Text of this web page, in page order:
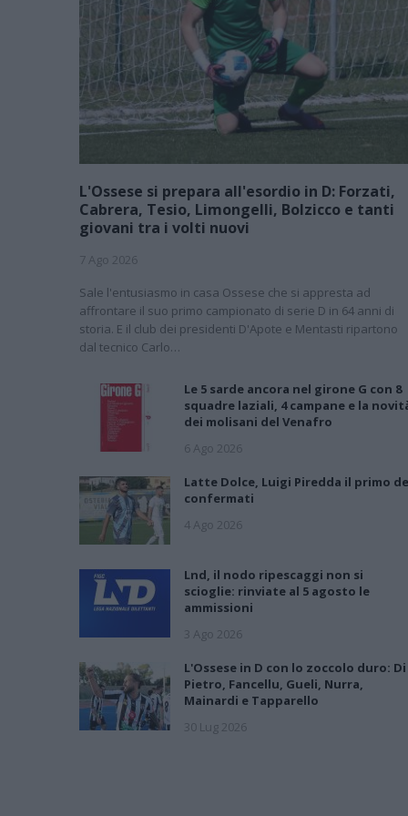
L'Ossese si prepara all'esordio in D: Forzati,
Cabrera, Tesio, Limongelli, Bolzicco e tanti
giovani tra i volti nuovi
7 Ago 2026
Sale l'entusiasmo in casa Ossese che si appresta ad
affrontare il suo primo campionato di serie D in 64 anni di
storia. E il club dei presidenti D'Apote e Mentasti ripartono
dal tecnico Carlo…
Le 5 sarde ancora nel girone G con 8
squadre laziali, 4 campane e la
dei molisani del Venafro
6 Ago 2026
Latte Dolce, Luigi Piredda il primo
confermati
4 Ago 2026
Lnd, il nodo ripescaggi non si
scioglie: rinviate al 5 agosto le
ammissioni
3 Ago 2026
L'Ossese in D con lo zoccolo duro: Di
Pietro, Fancellu, Gueli, Nurra,
Mainardi e Tapparello
30 Lug 2026